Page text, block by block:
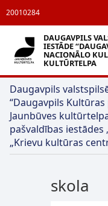
20010284
DAUGAVPILS
IESTĀDE
NACIONĀLO
KULTŪRTELPA
Daugavpils
“Daugavpils
Jaunbūves
pašvaldības
„Krievu kultūras
skola